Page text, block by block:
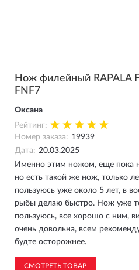
Нож филейный RAPALA
FNF7
Оксана
Рейтинг:
Номер заказа: 19939
Дата: 20.03.2025
Именно этим ножом, еще пока
но есть такой же нож, только
пользуюсь уже около 5 лет, в
рыбы делаю быстро. Нож уже
пользуюсь, все хорошо с ним,
очень довольна, всем
будте осторожнее.
СМОТРЕТЬ ТОВАР